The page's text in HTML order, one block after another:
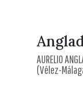
(Vélez-